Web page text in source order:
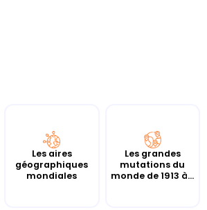
Les aires
géographiques
mondiales
Les grandes
mutations du
monde de 1913 à...